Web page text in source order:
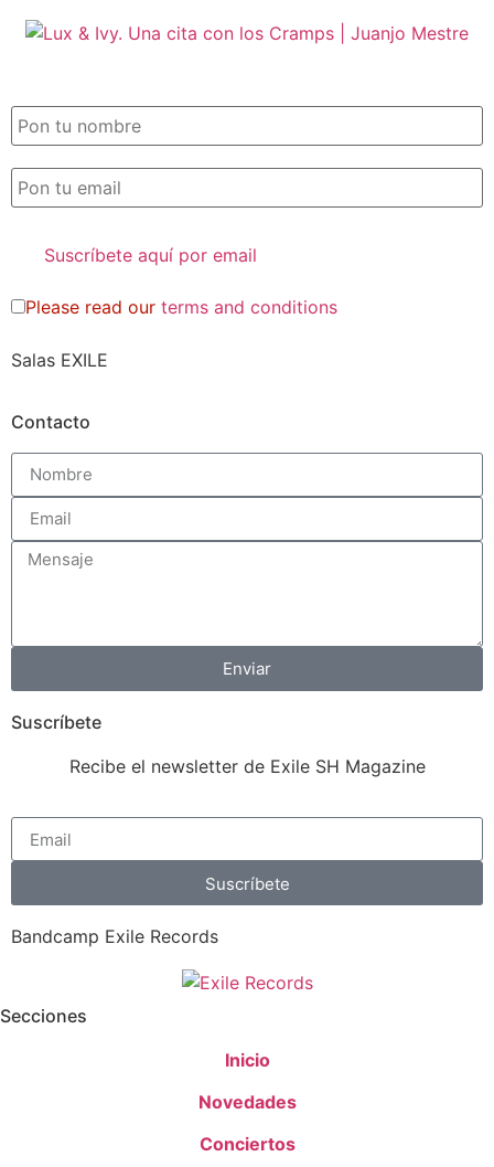
Please read our terms and conditions
Salas EXILE
Contacto
Enviar
Suscríbete
Recibe el newsletter de Exile SH Magazine
Suscríbete
Bandcamp Exile Records
Secciones
Inicio
Novedades
Conciertos